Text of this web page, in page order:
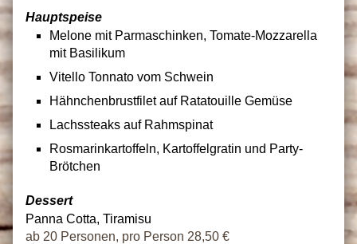
Hauptspeise
Melone mit Parmaschinken, Tomate-Mozzarella
mit Basilikum
Vitello Tonnato vom Schwein
Hähnchenbrustfilet auf Ratatouille Gemüse
Lachssteaks auf Rahmspinat
Rosmarinkartoffeln, Kartoffelgratin und Party-
Brötchen
Dessert
Panna Cotta, Tiramisu
ab 20 Personen, pro Person 28,50 €